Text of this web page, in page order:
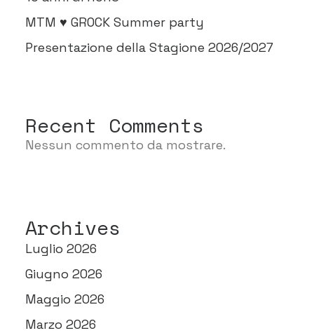
MTM ♥ GROCK Summer party
Presentazione della Stagione 2026/2027
Recent Comments
Nessun commento da mostrare.
Archives
Luglio 2026
Giugno 2026
Maggio 2026
Marzo 2026